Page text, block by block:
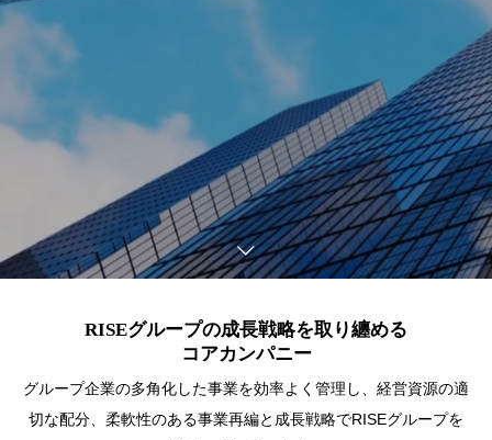
RISEグループの成長戦略を取り纏める
コアカンパニー
グループ企業の多角化した事業を効率よく管理し、経営資源の適
切な配分、柔軟性のある事業再編と成長戦略でRISEグループを